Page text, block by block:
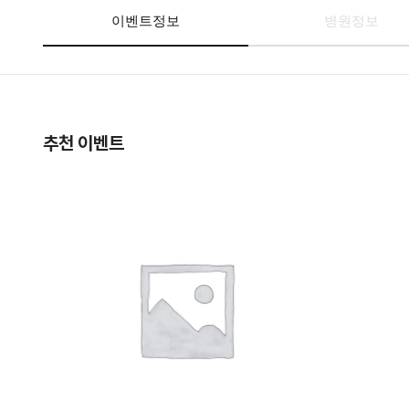
이벤트정보 병원정보
추천 이벤트